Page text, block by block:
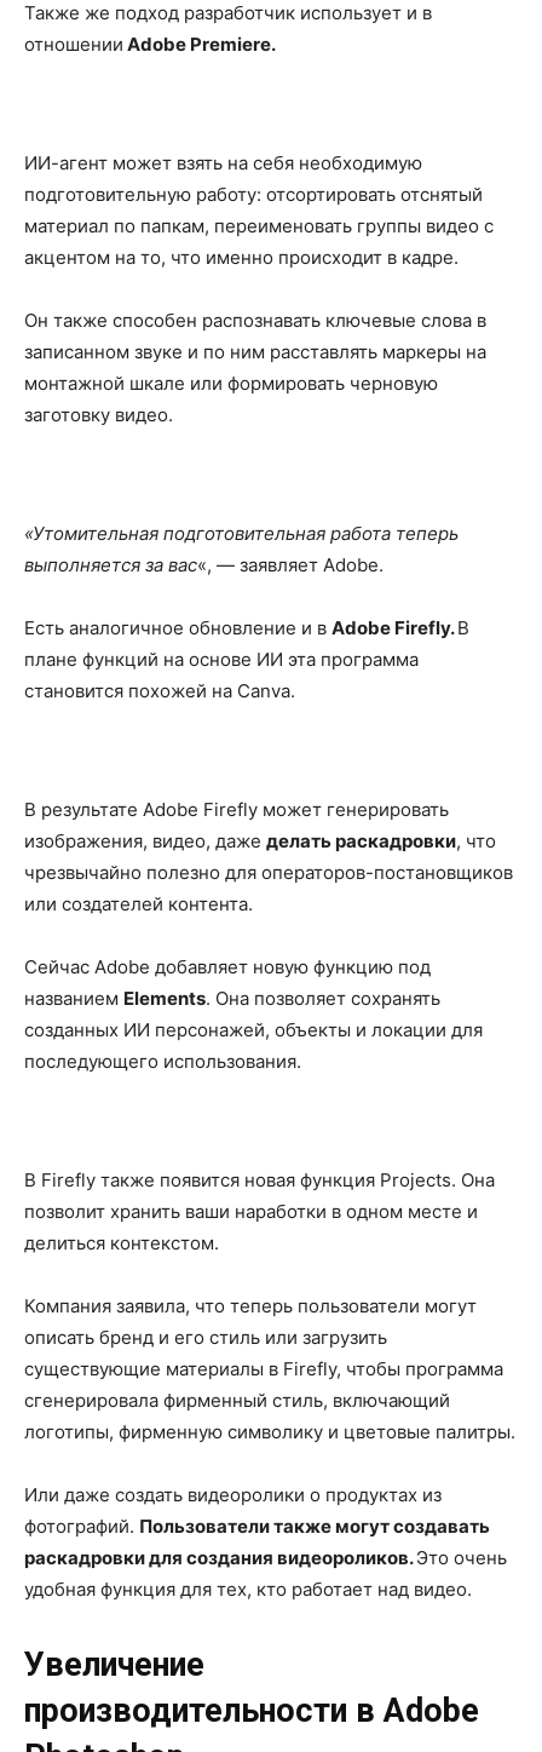
Также же подход разработчик использует и в
отношении Adobe Premiere.
ИИ-агент может взять на себя необходимую
подготовительную работу: отсортировать отснятый
материал по папкам, переименовать группы видео с
акцентом на то, что именно происходит в кадре.
Он также способен распознавать ключевые слова в
записанном звуке и по ним расставлять маркеры на
монтажной шкале или формировать черновую
заготовку видео.
«Утомительная подготовительная работа теперь
выполняется за вас«, — заявляет Adobe.
Есть аналогичное обновление и в Adobe Firefly.В
плане функций на основе ИИ эта программа
становится похожей на Canva.
В результате Adobe Firefly может генерировать
изображения, видео, даже делать раскадровки, что
чрезвычайно полезно для операторов-постановщиков
или создателей контента.
Сейчас Adobe добавляет новую функцию под
названием Elements. Она позволяет сохранять
созданных ИИ персонажей, объекты и локации для
последующего использования.
В Firefly также появится новая функция Projects. Она
позволит хранить ваши наработки в одном месте и
делиться контекстом.
Компания заявила, что теперь пользователи могут
описать бренд и его стиль или загрузить
существующие материалы в Firefly, чтобы программа
сгенерировала фирменный стиль, включающий
логотипы, фирменную символику и цветовые палитры.
Или даже создать видеоролики о продуктах из
фотографий. Пользователи также могут создавать
раскадровки для создания видеороликов.Это очень
удобная функция для тех, кто работает над видео.
Увеличение
производительности в Adobe